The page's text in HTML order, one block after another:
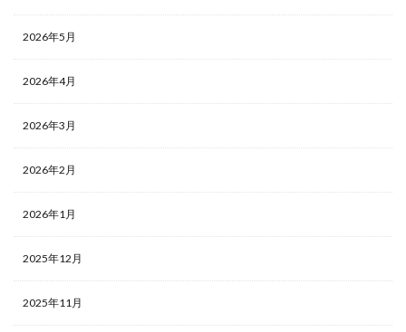
2026年5月
2026年4月
2026年3月
2026年2月
2026年1月
2025年12月
2025年11月